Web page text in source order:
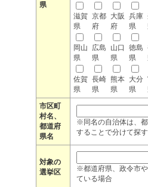
県
滋賀
県
京都
府
大阪
府
兵庫
県
岡山
県
広島
県
山口
県
徳島
県
佐賀
県
長崎
県
熊本
県
大分
県
市区町
村名、
都道府
県名
※同名の自治体は、
することで分けて探
対象の
選挙区
※都道府県、政令市
ている場合